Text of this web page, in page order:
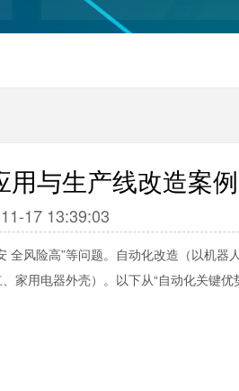
与生产线改造案例
17 13:39:03
风险高”等问题。自动化改造（以机器
家用电器外壳）。以下从“自动化关键优